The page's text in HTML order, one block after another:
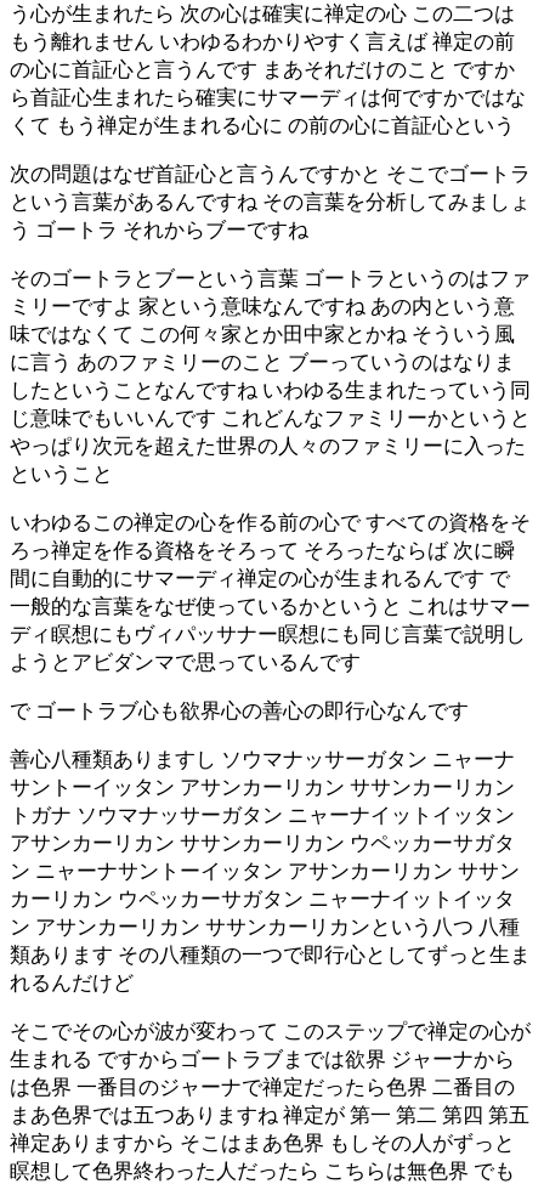
う心が生まれたら 次の心は確実に禅定の心 この二つは
もう離れません いわゆるわかりやすく言えば 禅定の前
の心に首証心と言うんです まあそれだけのこと ですか
ら首証心生まれたら確実にサマーディは何ですかではな
くて もう禅定が生まれる心に の前の心に首証心という
次の問題はなぜ首証心と言うんですかと そこでゴートラ
という言葉があるんですね その言葉を分析してみましょ
う ゴートラ それからブーですね
そのゴートラとブーという言葉 ゴートラというのはファ
ミリーですよ 家という意味なんですね あの内という意
味ではなくて この何々家とか田中家とかね そういう風
に言う あのファミリーのこと ブーっていうのはなりま
したということなんですね いわゆる生まれたっていう同
じ意味でもいいんです これどんなファミリーかというと
やっぱり次元を超えた世界の人々のファミリーに入った
ということ
いわゆるこの禅定の心を作る前の心で すべての資格をそ
ろっ禅定を作る資格をそろって そろったならば 次に瞬
間に自動的にサマーディ禅定の心が生まれるんです で
一般的な言葉をなぜ使っているかというと これはサマー
ディ瞑想にもヴィパッサナー瞑想にも同じ言葉で説明し
ようとアビダンマで思っているんです
で ゴートラブ心も欲界心の善心の即行心なんです
善心八種類ありますし ソウマナッサーガタン ニャーナ
サントーイッタン アサンカーリカン ササンカーリカン
トガナ ソウマナッサーガタン ニャーナイットイッタン
アサンカーリカン ササンカーリカン ウペッカーサガタ
ン ニャーナサントーイッタン アサンカーリカン ササン
カーリカン ウペッカーサガタン ニャーナイットイッタ
ン アサンカーリカン ササンカーリカンという八つ 八種
類あります その八種類の一つで即行心としてずっと生ま
れるんだけど
そこでその心が波が変わって このステップで禅定の心が
生まれる ですからゴートラブまでは欲界 ジャーナから
は色界 一番目のジャーナで禅定だったら色界 二番目の
まあ色界では五つありますね 禅定が 第一 第二 第四 第五
禅定ありますから そこはまあ色界 もしその人がずっと
瞑想して色界終わった人だったら こちらは無色界 でも